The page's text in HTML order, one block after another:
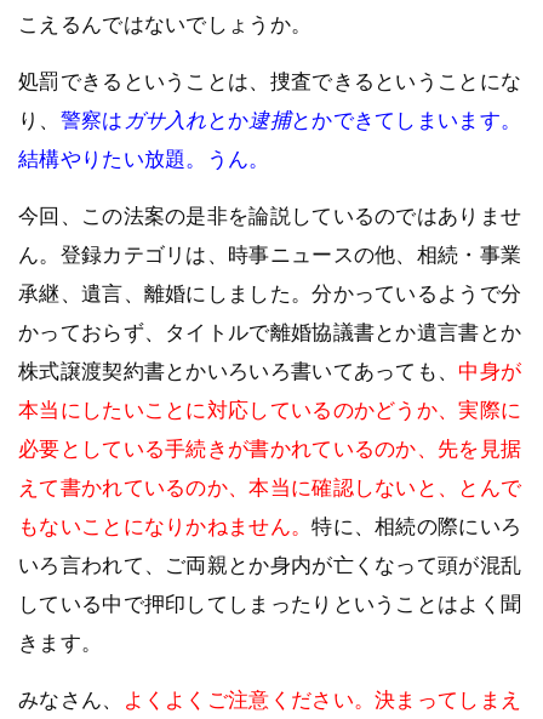
こえるんではないでしょうか。
処罰できるということは、捜査できるということにな
り、 警察は ガサ入れとか逮捕とかできてしまいます。
結構やりたい放題。うん。
今回、この法案の是非を論説しているのではありませ
ん。登録カテゴリは、時事ニュースの他、相続・事業
承継、遺言、離婚にしました。分かっているようで分
かっておらず、タイトルで離婚協議書とか遺言書とか
株式譲渡契約書とかいろいろ書いてあっても、 中身が
本当にしたいことに対応しているのかどうか、実際に
必要としている手続きが書かれているのか、先を見据
えて書かれているのか、本当に確認しないと、とんで
もないことになりかねません。特に、相続の際にいろ
いろ言われて、ご両親とか身内が亡くなって頭が混乱
している中で押印してしまったりということはよく聞
きます。
みなさん、 よくよくご注意ください。決まってしまえ